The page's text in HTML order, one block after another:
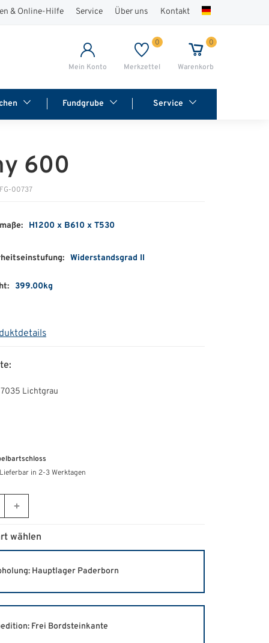
& Online-Hilfe Service Über uns Kontakt
Mein Konto
0
Merkzettel
0
Warenkorb
Fundgrube Service
600
00737
H1200 x B610 x T530
Widerstandsgrad II
399.00kg
7035 Lichtgrau
Lieferbar in 2-3 Werktagen
wählen
Hauptlager Paderborn
Frei Bordsteinkante